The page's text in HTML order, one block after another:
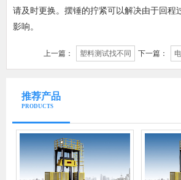
请及时更换。摆锤的拧紧可以解决由于回程
影响。
上一篇： 塑料测试找不同 下一篇：
推荐产品
PRODUCTS